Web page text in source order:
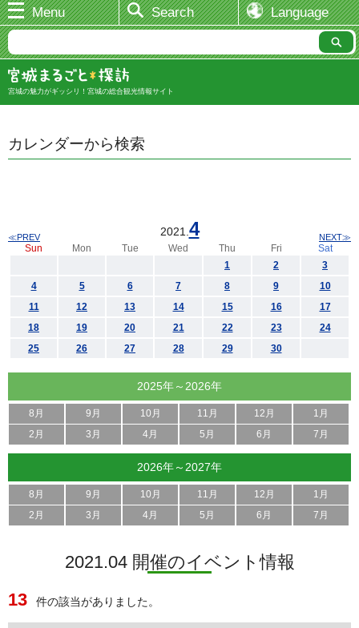
Menu Search Language
宮城の魅力がギッシリ！宮城の総合観光情報サイト
カレンダーから検索
2021. 4
≪PREV NEXT≫
Sun Mon Tue Wed Thu Fri
Sat
1
2
3
4
5 6 7 8 9
10
11
12 13 14 15 16
17
18
19 20 21 22 23
24
25
26 27 28 29 30
2025年～2026年
8月 9月 10月 11月 12月
1月
2月
3月 4月 5月 6月 7月
2026年～2027年
8月 9月 10月 11月 12月
1月
2月
3月 4月 5月 6月 7月
2021.04 開催のイベント情報
13
件の該当がありました。